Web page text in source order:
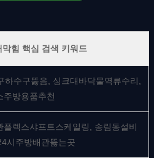
힘 핵심 검색 키워드
수구뚫음, 싱크대바닥물역류수리,
주방용품추천
렉스샤프트스케일링, 송림동설비
시주방배관뚫는곳